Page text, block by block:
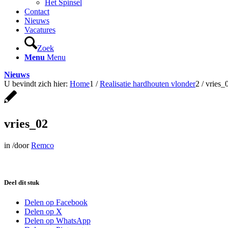
Het Spinsel
Contact
Nieuws
Vacatures
Zoek
Menu Menu
Nieuws
U bevindt zich hier: Home1 / Realisatie hardhouten vlonder2 /
vries_02
in /doorRemco
Deel dit stuk
Delen op Facebook
Delen op X
Delen op WhatsApp